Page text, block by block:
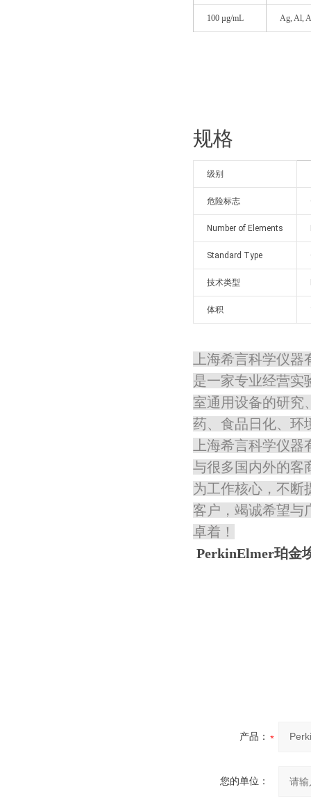
100 µg/mL Ag, Al,
规格
级别
危险标志
Number of Elements
Standard Type
技术类型
体积
上海希言科学仪
是一家专业经营实
室通用设备的研究
药、食品日化、环
上海希言科学仪
与很多国内外的客
为工作核心，不断
客户，竭诚希望与
卓着！
PerkinElmer珀金
产品：
您的单位：